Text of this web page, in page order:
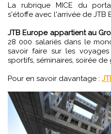
La rubrique MICE du portail des DMC, DMCMag.com
s'étoffe avec l'arrivée de JTB
JTB Europe appartient au
28 000 salariés dans le
savoir faire sur les
sportifs, séminaires, soirée de
Pour en savoir davantage :